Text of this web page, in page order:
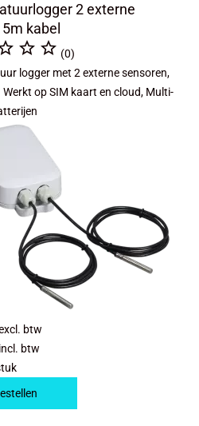
2 externe
kabel
  (0)
logger met 2 externe sensoren,
Werkt op SIM kaart en cloud, Multi-
btw
incl. btw